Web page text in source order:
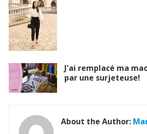
J'ai remplacé ma
par une surjeteuse!
About the Author: